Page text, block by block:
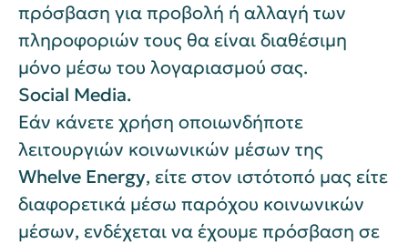
πρόσβαση για προβολή ή αλλαγή των
πληροφοριών τους θα είναι διαθέσιμη
μόνο μέσω του λογαριασμού σας.
Social Media.
Εάν κάνετε χρήση οποιωνδήποτε
λειτουργιών κοινωνικών μέσων της
Whelve Energy, είτε στον ιστότοπό μας είτε
διαφορετικά μέσω παρόχου κοινωνικών
μέσων, ενδέχεται να έχουμε πρόσβαση σε